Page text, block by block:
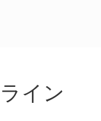
イン